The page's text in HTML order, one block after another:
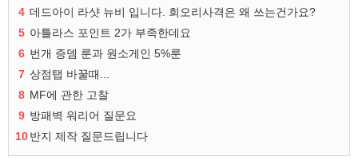
4 데드아이 라샷 뉴비 입니다. 회오리사격은 왜 쓰는건가요?
5 아틀라스 포인트 2가 부족한데요
6 번개 증뎀 룬과 원소게인 5%룬
7 상점탭 바꿀때...
8 MF에 관한 고찰
9 방패벽 워리어 질문요
10반지 제작 질문드립니다